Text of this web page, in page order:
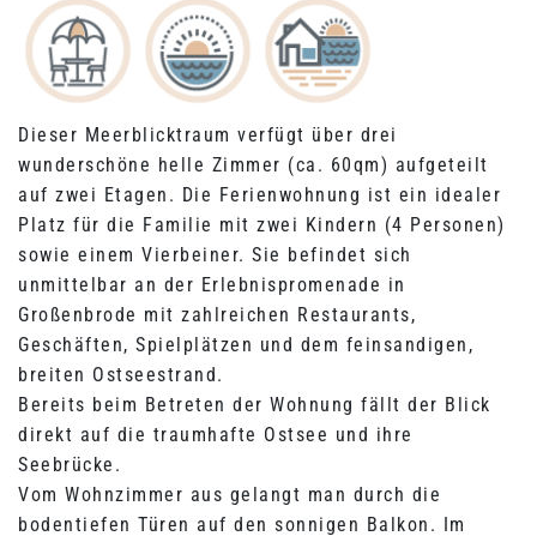
Dieser Meerblicktraum verfügt über drei
wunderschöne helle Zimmer (ca. 60qm) aufgeteilt
auf zwei Etagen. Die Ferienwohnung ist ein idealer
Platz für die Familie mit zwei Kindern (4 Personen)
sowie einem Vierbeiner. Sie befindet sich
unmittelbar an der Erlebnispromenade in
Großenbrode mit zahlreichen Restaurants,
Geschäften, Spielplätzen und dem feinsandigen,
breiten Ostseestrand.
Bereits beim Betreten der Wohnung fällt der Blick
direkt auf die traumhafte Ostsee und ihre
Seebrücke.
Vom Wohnzimmer aus gelangt man durch die
bodentiefen Türen auf den sonnigen Balkon. Im